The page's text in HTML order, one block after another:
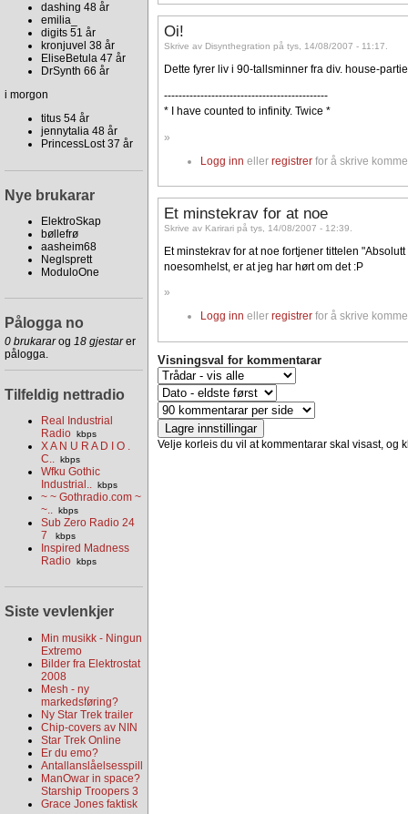
dashing 48 år
emilia_
digits 51 år
kronjuvel 38 år
EliseBetula 47 år
DrSynth 66 år
i morgon
titus 54 år
jennytalia 48 år
PrincessLost 37 år
Nye brukarar
ElektroSkap
bøllefrø
aasheim68
Neglsprett
ModuloOne
Pålogga no
0 brukararog 18 gjestarer
pålogga.
Tilfeldig nettradio
Real Industrial
Radio kbps
X A N U R A D I O .
C.. kbps
Wfku Gothic
Industrial.. kbps
~ ~ Gothradio.com ~
~.. kbps
Sub Zero Radio 24
7
kbps
Inspired Madness
Radio kbps
Siste vevlenkjer
Min musikk - Ningun
Extremo
Bilder fra Elektrostat
2008
Mesh - ny
markedsføring?
Ny Star Trek trailer
Chip-covers av NIN
Star Trek Online
Er du emo?
Antallanslåelsesspill
ManOwar in space?
Starship Troopers 3
Grace Jones faktisk
Oi!
Skrive av Disynthegration på tys, 14/08/2007 - 11:17.
Dette fyrer liv i 90-tallsminner fra div. house-
---------------------------------------------
* I have counted to infinity. Twice *
»
Logg inn ellerregistrer for å skrive
Et minstekrav for at noe
Skrive av Karirari på tys, 14/08/2007 - 12:39.
Et minstekrav for at noe fortjener tittelen
noesomhelst, er at jeg har hørt om det :P
»
Logg inn ellerregistrer for å skrive
Visningsval for kommentarar
Velje korleis du vil at kommentarar skal visast, og